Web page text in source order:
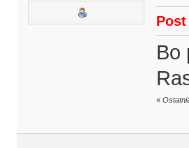
Bo
«